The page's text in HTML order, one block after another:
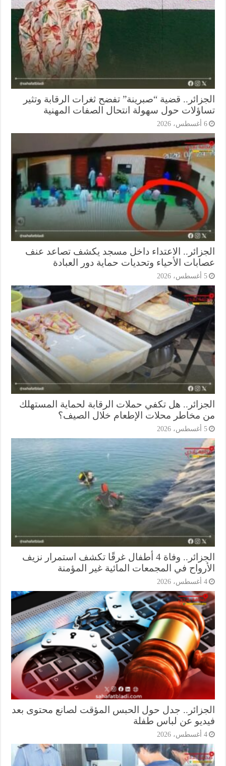
قضية “صبرينة” تفضح ثغرات الرقابة وتثير
حول سهولة انتحال الصفات المهنية
الاعتداء داخل مسجد يكشف تصاعد عنف
الأحياء وتحديات حماية دور العبادة
هل تكفي حملات الرقابة لحماية المستهلك
مخاطر محلات الإطعام خلال الصيف؟
الجزائر.. وفاة 4 أطفال غرقًا تكشف استمرار نزيف
في المجمعات المائية غير المؤمنة
جدل حول الحبس المؤقت لصانع محتوى بعد
عن لباس طفلة